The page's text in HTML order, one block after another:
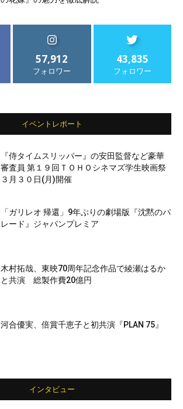
57,912
フォロワー
43,835
フォロワー
イベントレポート
『侍タイムスリッパー』の安田監督など豪華
審査員 第１９回ＴＯＨＯシネマズ学生映画祭
３月３０日(月)開催
「ガリレオ 帰還」9年ぶりの劇場版『沈黙のパ
レード』ジャパンプレミア
木村拓哉、東映70周年記念作品で綾瀬はるか
と共演 総製作費20億円
河合優実、倍賞千恵子と初共演『PLAN 75』
インタビュー